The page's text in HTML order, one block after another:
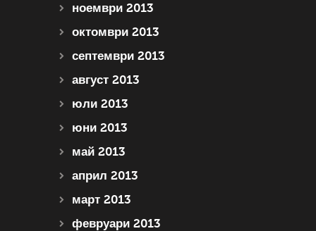
ноември 2013
октомври 2013
септември 2013
август 2013
юли 2013
юни 2013
май 2013
април 2013
март 2013
февруари 2013